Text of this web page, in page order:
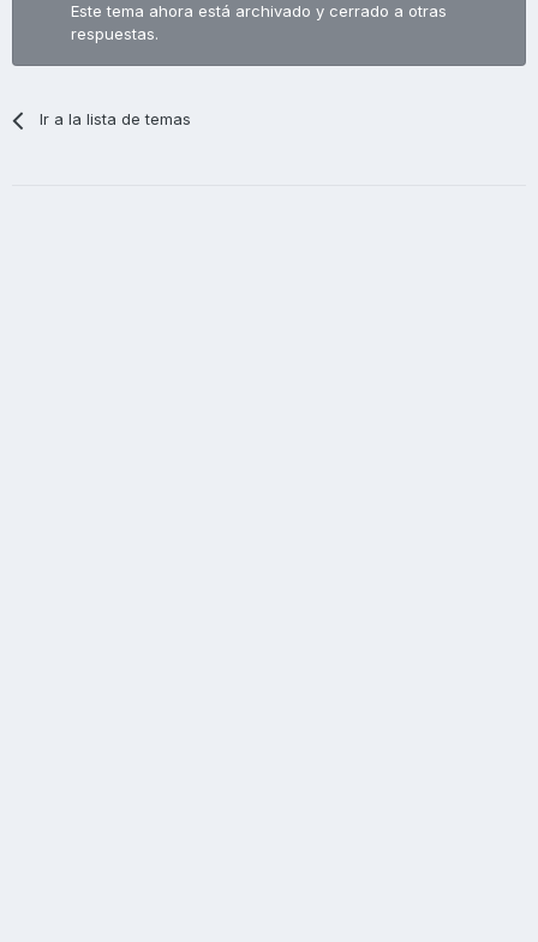
Este tema ahora está archivado y cerrado a otras
respuestas.
Ir a la lista de temas